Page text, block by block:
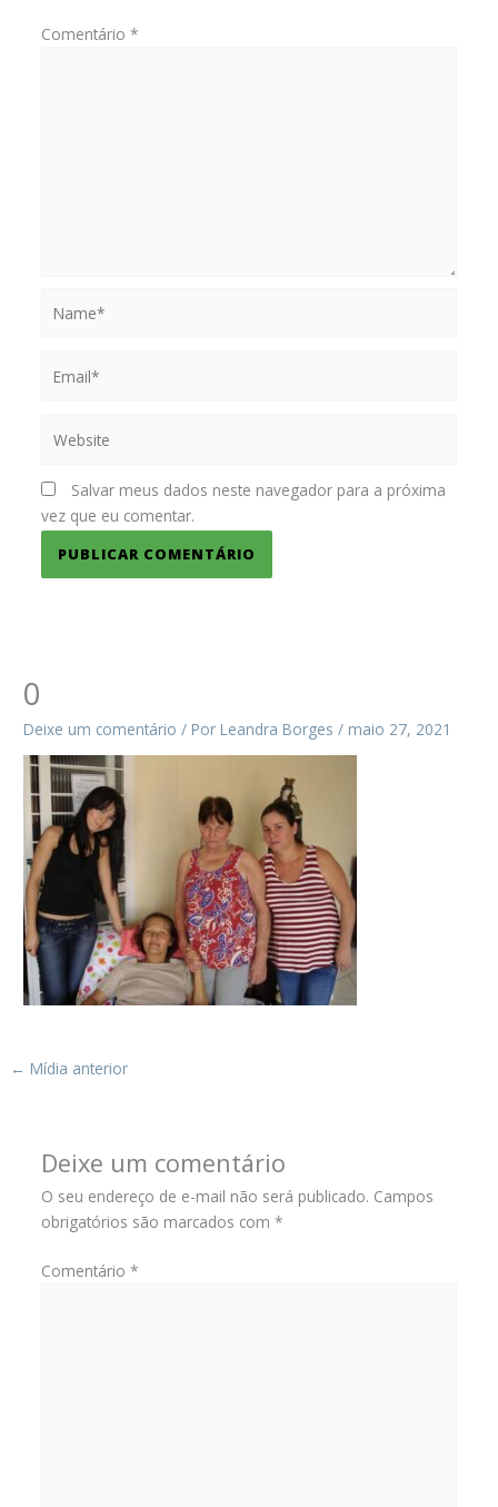
Comentário *
Salvar meus dados neste navegador para a próxima
vez que eu comentar.
0
Deixe um comentário / Por Leandra Borges/ maio 27, 2021
← Mídia anterior
Deixe um comentário
O seu endereço de e-mail não será publicado. Campos
obrigatórios são marcados com *
Comentário *